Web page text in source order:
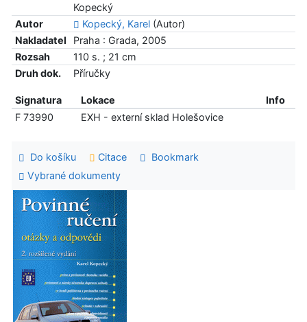
Kopecký
Autor
Kopecký, Karel(Autor)
Nakladatel
Praha : Grada, 2005
Rozsah
110 s. ; 21 cm
Druh dok.
Příručky
Signatura Lokace
Info
F 73990
EXH - externí sklad Holešovice
Do košíku Citace
Bookmark
Vybrané dokumenty